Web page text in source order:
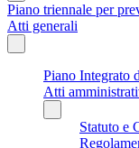
Piano triennale per
Atti generali
Piano Integrato
Atti
Statuto e